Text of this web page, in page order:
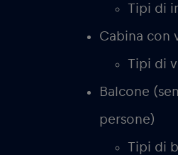
Tipi di
Cabina con
Tipi di
Balcone
persone)
Tipi di